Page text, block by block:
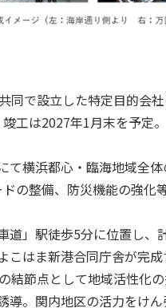
で設立した特定目的会
工は2027年1月末を予定。
横浜都心・臨海地域全
の整備、防災機能の強化
」駅徒歩5分に位置し、
こはま新港合同庁舎が完
結節点として地域活性化
導。関内地区の活力をけ